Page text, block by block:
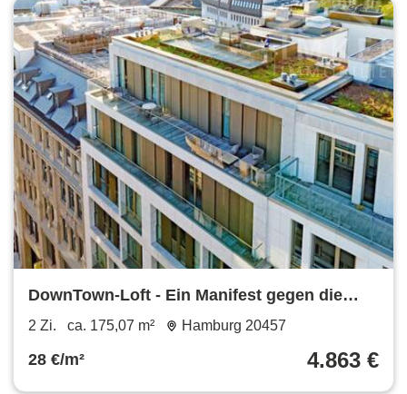
DownTown-Loft - Ein Manifest gegen die
Gewöhnlichkeit.
2 Zi. ca. 175,07 m² Hamburg 20457
28 €/m² 4.863 €